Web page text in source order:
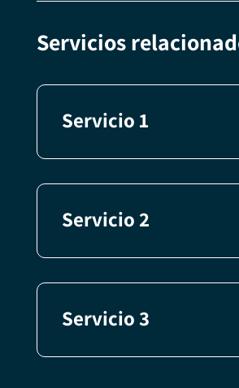
Servicios
Servicio 1
Servicio 2
Servicio 3